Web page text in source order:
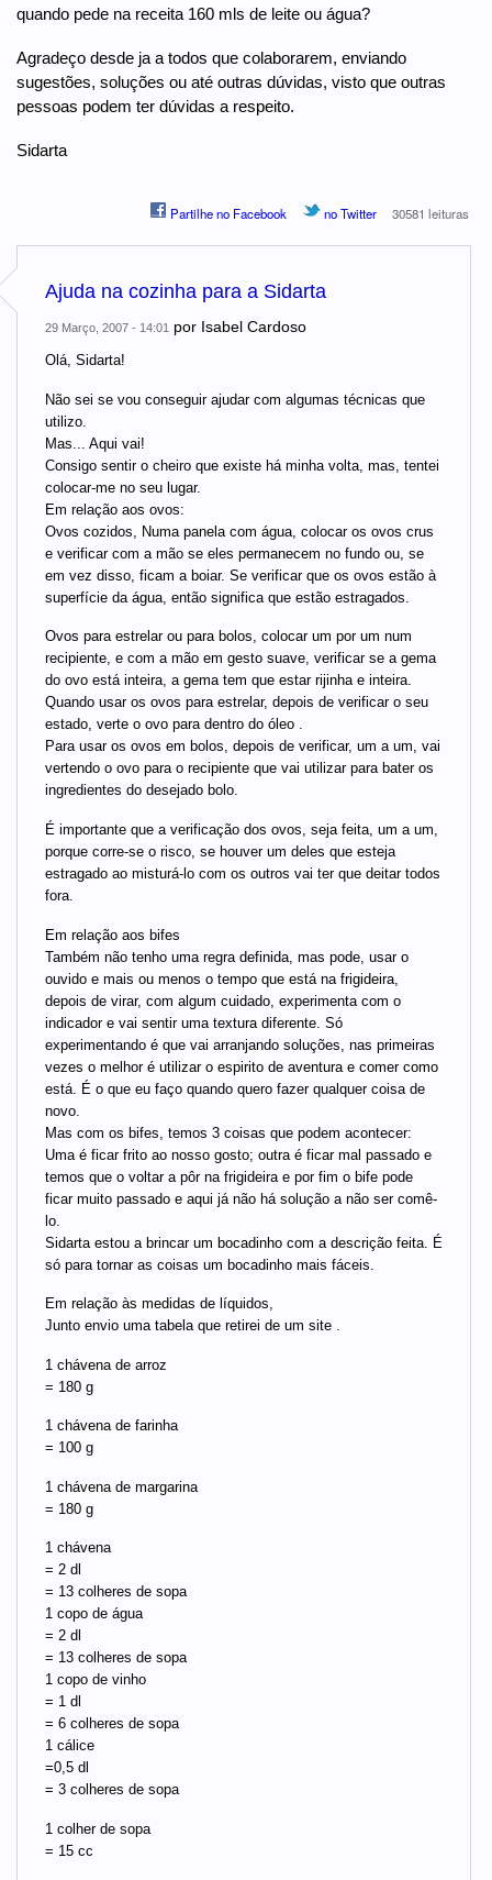
quando pede na receita 160 mls de leite ou água?
Agradeço desde ja a todos que colaborarem, enviando
sugestões, soluções ou até outras dúvidas, visto que outras
pessoas podem ter dúvidas a respeito.
Sidarta
Partilhe no Facebook no Twitter 30581 leituras
Ajuda na cozinha para a Sidarta
29 Março, 2007 - 14:01 por Isabel Cardoso
Olá, Sidarta!
Não sei se vou conseguir ajudar com algumas técnicas que
utilizo.
Mas... Aqui vai!
Consigo sentir o cheiro que existe há minha volta, mas, tentei
colocar-me no seu lugar.
Em relação aos ovos:
Ovos cozidos, Numa panela com água, colocar os ovos crus
e verificar com a mão se eles permanecem no fundo ou, se
em vez disso, ficam a boiar. Se verificar que os ovos estão à
superfície da água, então significa que estão estragados.
Ovos para estrelar ou para bolos, colocar um por um num
recipiente, e com a mão em gesto suave, verificar se a gema
do ovo está inteira, a gema tem que estar rijinha e inteira.
Quando usar os ovos para estrelar, depois de verificar o seu
estado, verte o ovo para dentro do óleo .
Para usar os ovos em bolos, depois de verificar, um a um, vai
vertendo o ovo para o recipiente que vai utilizar para bater os
ingredientes do desejado bolo.
É importante que a verificação dos ovos, seja feita, um a um,
porque corre-se o risco, se houver um deles que esteja
estragado ao misturá-lo com os outros vai ter que deitar todos
fora.
Em relação aos bifes
Também não tenho uma regra definida, mas pode, usar o
ouvido e mais ou menos o tempo que está na frigideira,
depois de virar, com algum cuidado, experimenta com o
indicador e vai sentir uma textura diferente. Só
experimentando é que vai arranjando soluções, nas primeiras
vezes o melhor é utilizar o espirito de aventura e comer como
está. É o que eu faço quando quero fazer qualquer coisa de
novo.
Mas com os bifes, temos 3 coisas que podem acontecer:
Uma é ficar frito ao nosso gosto; outra é ficar mal passado e
temos que o voltar a pôr na frigideira e por fim o bife pode
ficar muito passado e aqui já não há solução a não ser comê-
lo.
Sidarta estou a brincar um bocadinho com a descrição feita. É
só para tornar as coisas um bocadinho mais fáceis.
Em relação às medidas de líquidos,
Junto envio uma tabela que retirei de um site .
1 chávena de arroz
= 180 g
1 chávena de farinha
= 100 g
1 chávena de margarina
= 180 g
1 chávena
= 2 dl
= 13 colheres de sopa
1 copo de água
= 2 dl
= 13 colheres de sopa
1 copo de vinho
= 1 dl
= 6 colheres de sopa
1 cálice
=0,5 dl
= 3 colheres de sopa
1 colher de sopa
= 15 cc